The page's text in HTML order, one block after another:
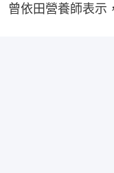
曾依田營養師表示